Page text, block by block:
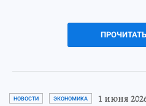
ПРОЧИТАТЬ
НОВОСТИ ЭКОНОМИКА 1 июня